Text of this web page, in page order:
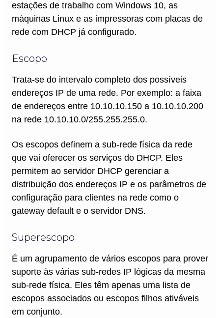
estações de trabalho com Windows 10, as
máquinas Linux e as impressoras com placas de
rede com DHCP já configurado.
Escopo
Trata-se do intervalo completo dos possíveis
endereços IP de uma rede. Por exemplo: a faixa
de endereços entre 10.10.10.150 a 10.10.10.200
na rede 10.10.10.0/255.255.255.0.
Os escopos definem a sub-rede física da rede
que vai oferecer os serviços do DHCP. Eles
permitem ao servidor DHCP gerenciar a
distribuição dos endereços IP e os parâmetros de
configuração para clientes na rede como o
gateway default e o servidor DNS.
Superescopo
É um agrupamento de vários escopos para prover
suporte às várias sub-redes IP lógicas da mesma
sub-rede física. Eles têm apenas uma lista de
escopos associados ou escopos filhos ativáveis
em conjunto.